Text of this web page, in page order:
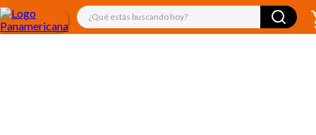
¿Qué estás buscando hoy?